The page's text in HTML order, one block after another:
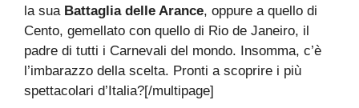
la sua Battaglia delle Arance, oppure a quello di
Cento, gemellato con quello di Rio de Janeiro, il
padre di tutti i Carnevali del mondo. Insomma, c’è
l’imbarazzo della scelta. Pronti a scoprire i più
spettacolari d’Italia?[/multipage]